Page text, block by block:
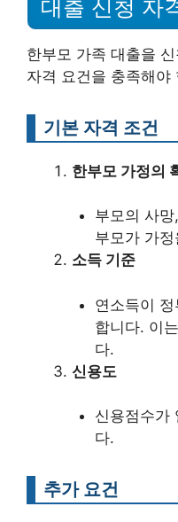
대출 신청 자
한부모 가족 대출을
자격 요건을 충족해야
기본 자격 조건
한부모 가정의
부모의 사
부모가 가
소득 기준
연소득이
합니다. 이
다.
신용도
신용점수가
다.
추가 요건